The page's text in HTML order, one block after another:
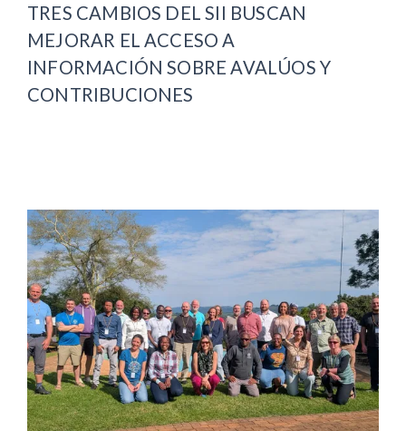
TRES CAMBIOS DEL SII BUSCAN
MEJORAR EL ACCESO A
INFORMACIÓN SOBRE AVALÚOS Y
CONTRIBUCIONES